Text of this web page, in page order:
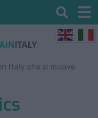
Italy che si muove